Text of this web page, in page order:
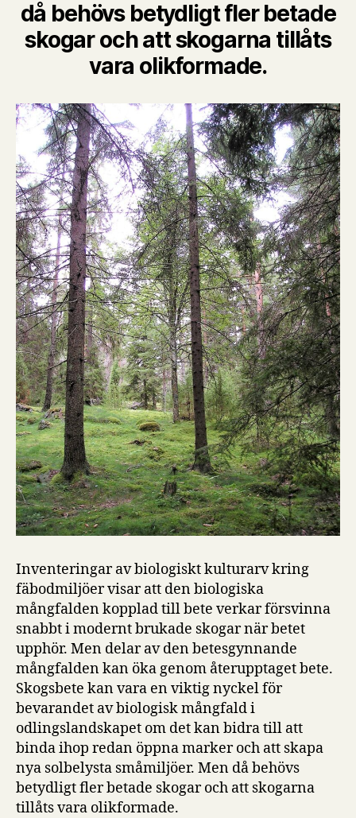
då behövs betydligt fler betade
skogar och att skogarna tillåts
vara olikformade.
Inventeringar av biologiskt kulturarv kring
fäbodmiljöer visar att den biologiska
mångfalden kopplad till bete verkar försvinna
snabbt i modernt brukade skogar när betet
upphör. Men delar av den betesgynnande
mångfalden kan öka genom återupptaget bete.
Skogsbete kan vara en viktig nyckel för
bevarandet av biologisk mångfald i
odlingslandskapet om det kan bidra till att
binda ihop redan öppna marker och att skapa
nya solbelysta småmiljöer. Men då behövs
betydligt fler betade skogar och att skogarna
tillåts vara olikformade.